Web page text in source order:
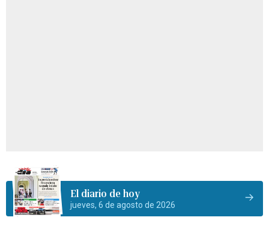
El diario de hoy
jueves, 6 de agosto de 2026